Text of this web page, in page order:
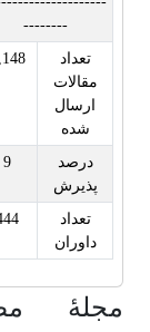
--------
تعداد
مقالات
ارسال
شده
درصد
پذیرش
9
تعداد
داوران
مجلۀ